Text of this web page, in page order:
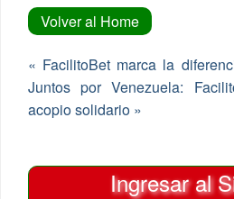
« FacilitoBet marca la
Juntos por Venezuela:
acopio solidario »
Ingresar al